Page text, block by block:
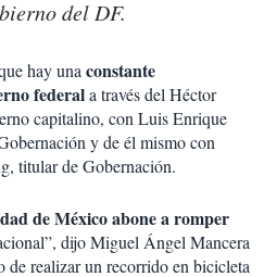
del DF.
hay unaconstante
federala través del Héctor
capitalino, con Luis Enrique
y de él mismo con
titular de Gobernación.
de México abone a romper
dijo Miguel Ángel Mancera
de realizar un recorrido en bicicleta